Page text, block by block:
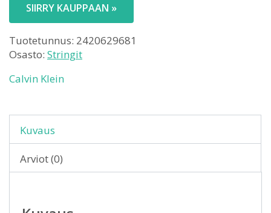
SIIRRY KAUPPAAN »
Tuotetunnus: 2420629681
Osasto: Stringit
Calvin Klein
Kuvaus
Arviot (0)